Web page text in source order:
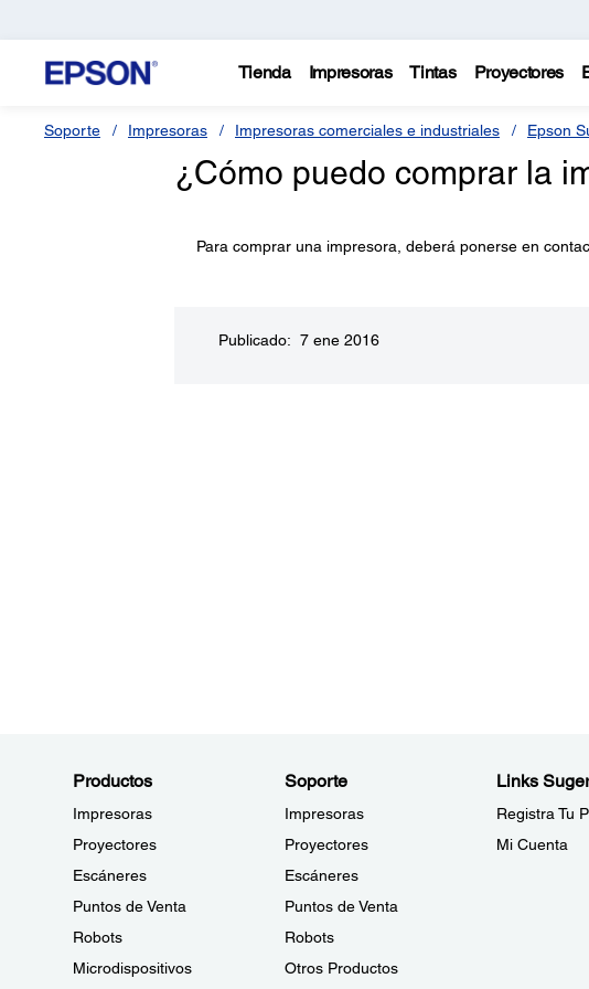
Tienda Impresoras Tintas Proyectores
Soporte Impresoras Impresoras comerciales e industriales Epson
¿Cómo puedo comprar la
Para comprar una impresora, deberá ponerse en
Publicado: 7 ene 2016
Productos
Impresoras
Proyectores
Escáneres
Puntos de Venta
Robots
Microdispositivos
Soporte
Impresoras
Proyectores
Escáneres
Puntos de Venta
Robots
Otros Productos
Links
Registra Tu
Mi Cuenta